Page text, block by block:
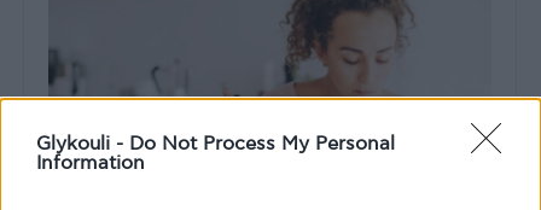
Glykouli - Do Not Process My Personal
Information